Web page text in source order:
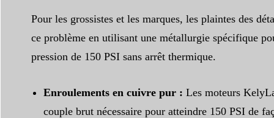
Pour les grossistes et les marques, les plaintes des
ce problème en utilisant une métallurgie spécifique
pression de 150 PSI sans arrêt thermique.
Enroulements en cuivre pur : Les moteurs
couple brut nécessaire pour atteindre 150 PSI de